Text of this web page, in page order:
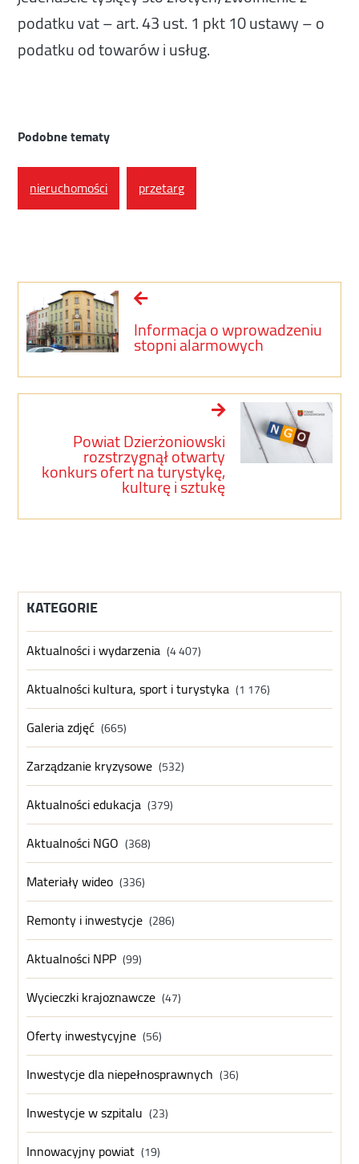
podatku vat – art. 43 ust. 1 pkt 10 ustawy – o
podatku od towarów i usług.
Podobne tematy
nieruchomości przetarg
Informacja o wprowadzeniu
stopni alarmowych
Powiat Dzierżoniowski
rozstrzygnął otwarty
konkurs ofert na turystykę,
kulturę i sztukę
KATEGORIE
Aktualności i wydarzenia (4 407)
Aktualności kultura, sport i turystyka (1 176)
Galeria zdjęć (665)
Zarządzanie kryzysowe (532)
Aktualności edukacja (379)
Aktualności NGO (368)
Materiały wideo (336)
Remonty i inwestycje (286)
Aktualności NPP (99)
Wycieczki krajoznawcze (47)
Oferty inwestycyjne (56)
Inwestycje dla niepełnosprawnych (36)
Inwestycje w szpitalu (23)
Innowacyjny powiat (19)